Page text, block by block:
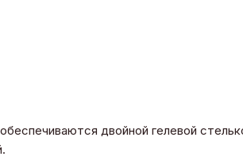
двойной гелевой